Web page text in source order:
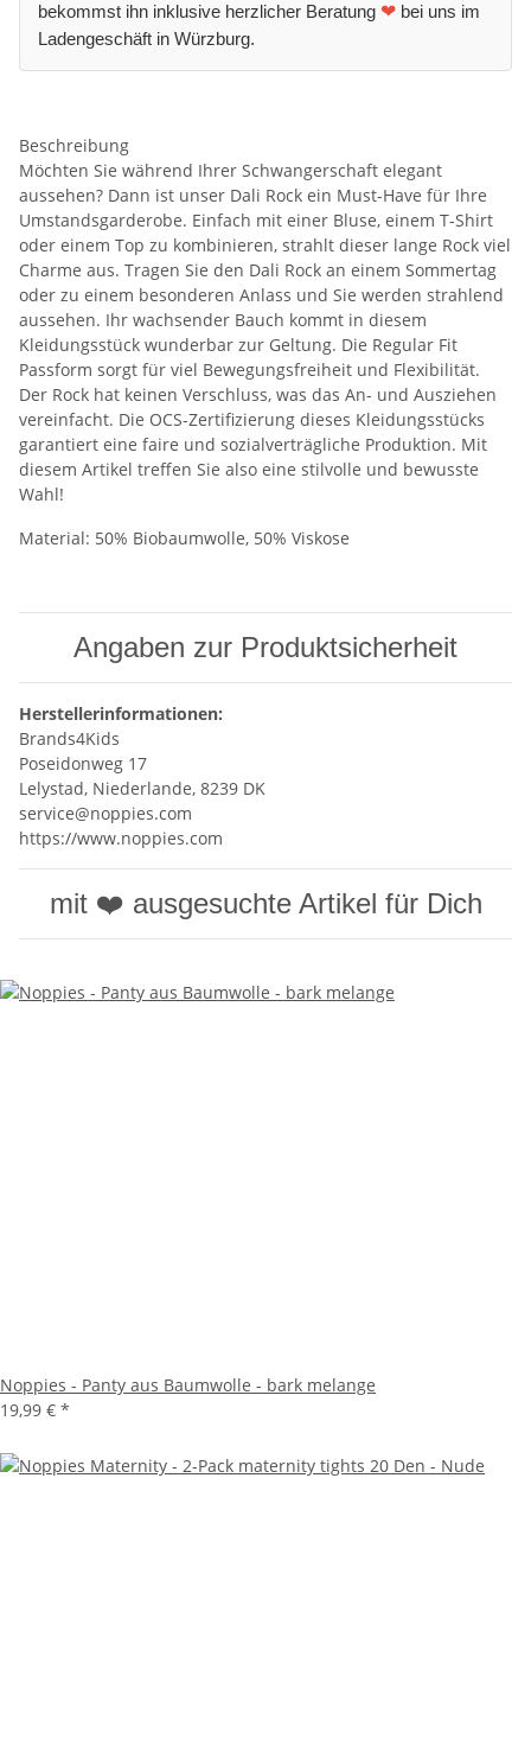
bekommst ihn inklusive herzlicher Beratung ❤ bei uns im
Ladengeschäft in Würzburg.
Beschreibung
Möchten Sie während Ihrer Schwangerschaft elegant
aussehen? Dann ist unser Dali Rock ein Must-Have für Ihre
Umstandsgarderobe. Einfach mit einer Bluse, einem T-Shirt
oder einem Top zu kombinieren, strahlt dieser lange Rock viel
Charme aus. Tragen Sie den Dali Rock an einem Sommertag
oder zu einem besonderen Anlass und Sie werden strahlend
aussehen. Ihr wachsender Bauch kommt in diesem
Kleidungsstück wunderbar zur Geltung. Die Regular Fit
Passform sorgt für viel Bewegungsfreiheit und Flexibilität.
Der Rock hat keinen Verschluss, was das An- und Ausziehen
vereinfacht. Die OCS-Zertifizierung dieses Kleidungsstücks
garantiert eine faire und sozialverträgliche Produktion. Mit
diesem Artikel treffen Sie also eine stilvolle und bewusste
Wahl!
Material: 50% Biobaumwolle, 50% Viskose
Angaben zur Produktsicherheit
Herstellerinformationen:
Brands4Kids
Poseidonweg 17
Lelystad, Niederlande, 8239 DK
service@noppies.com
https://www.noppies.com
mit ❤️ ausgesuchte Artikel für Dich
Noppies - Panty aus Baumwolle - bark melange
19,99 € *